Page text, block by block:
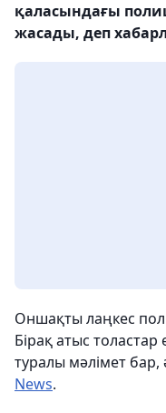
қаласындағы
жасады, деп
Оншақты лаңкес
Бірақ атыс
туралы мәлімет бар,
News.